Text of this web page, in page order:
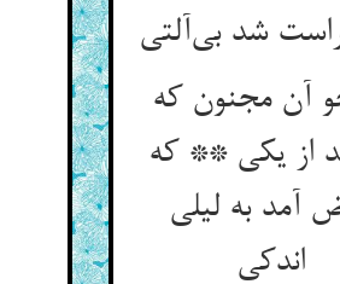
آن مجنون که
از یکی ** که
آمد به لیلی
اندکی‌‌